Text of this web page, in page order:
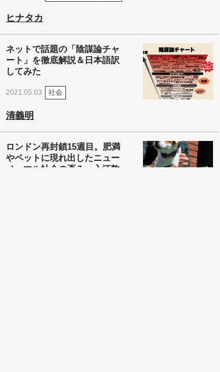
ヒナタカ
ネットで話題の「陰謀論チャ
ート」を徹底解説＆日本語訳
してみた
2021.05.03 社会
清義明
ロンドン再封鎖15週目。肥満
やペットに現れ出したニュー
ノーマル社会の歪み＜入江敦